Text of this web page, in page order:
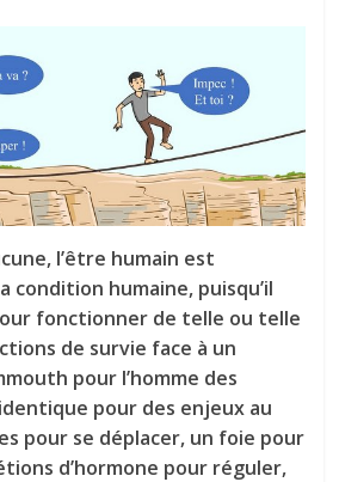
l’être humain est
condition humaine, puisqu’il
fonctionner de telle ou telle
de survie face à un
pour l’homme des
pour des enjeux au
pour se déplacer, un foie pour
d’hormone pour réguler,